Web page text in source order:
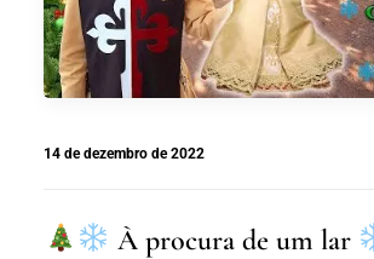
14 de dezembro de 2022
À procura de um lar